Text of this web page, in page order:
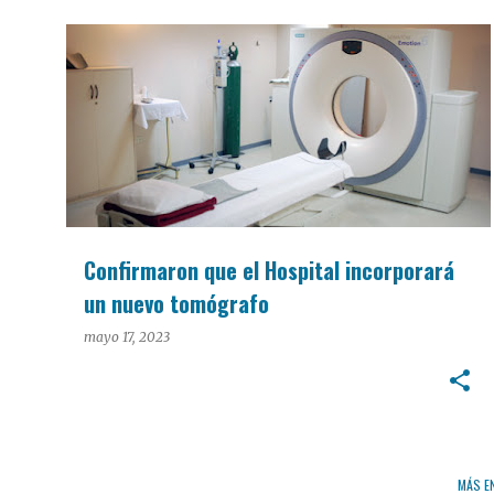
Confirmaron que el Hospital incorporará
un nuevo tomógrafo
mayo 17, 2023
MÁS